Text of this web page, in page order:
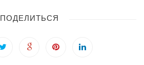
ПОДЕЛИТЬСЯ